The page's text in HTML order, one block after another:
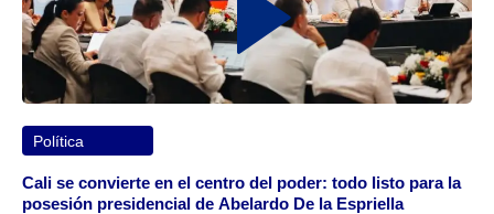
Política
Cali se convierte en el centro del poder: todo listo para la
posesión presidencial de Abelardo De la Espriella